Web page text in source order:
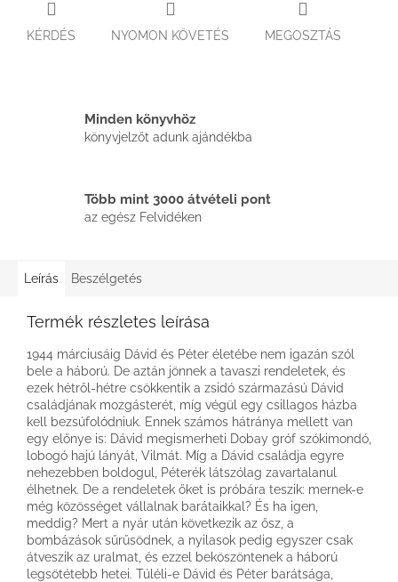
KÉRDÉS NYOMON KÖVETÉS MEGOSZTÁS
Minden könyvhöz
könyvjelzőt adunk ajándékba
Több mint 3000 átvételi pont
az egész Felvidéken
Leírás Beszélgetés
Termék részletes leírása
1944 márciusáig Dávid és Péter életébe nem igazán szól
bele a háború. De aztán jönnek a tavaszi rendeletek, és
ezek hétről-hétre csökkentik a zsidó származású Dávid
családjának mozgásterét, míg végül egy csillagos házba
kell bezsúfolódniuk. Ennek számos hátránya mellett van
egy előnye is: Dávid megismerheti Dobay gróf szókimondó,
lobogó hajú lányát, Vilmát. Míg a Dávid családja egyre
nehezebben boldogul, Péterék látszólag zavartalanul
élhetnek. De a rendeletek őket is próbára teszik: mernek-e
még közösséget vállalnak barátaikkal? És ha igen,
meddig? Mert a nyár után következik az ősz, a
bombázások sűrűsödnek, a nyilasok pedig egyszer csak
átveszik az uralmat, és ezzel beköszöntenek a háború
legsötétebb hetei. Túléli-e Dávid és Péter barátsága,